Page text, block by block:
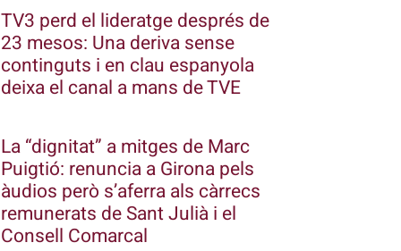
TV3 perd el lideratge després de
23 mesos: Una deriva sense
continguts i en clau espanyola
deixa el canal a mans de TVE
La “dignitat” a mitges de Marc
Puigtió: renuncia a Girona pels
àudios però s’aferra als càrrecs
remunerats de Sant Julià i el
Consell Comarcal